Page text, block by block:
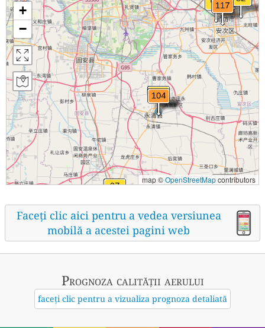
+
−
map ©OpenStreetMapcontributors
Faceți clic aici pentru a vedea versiunea
mobilă a acestei pagini web
Prognoza calității aerului
faceți clic pentru a vizualiza prognoza detaliată